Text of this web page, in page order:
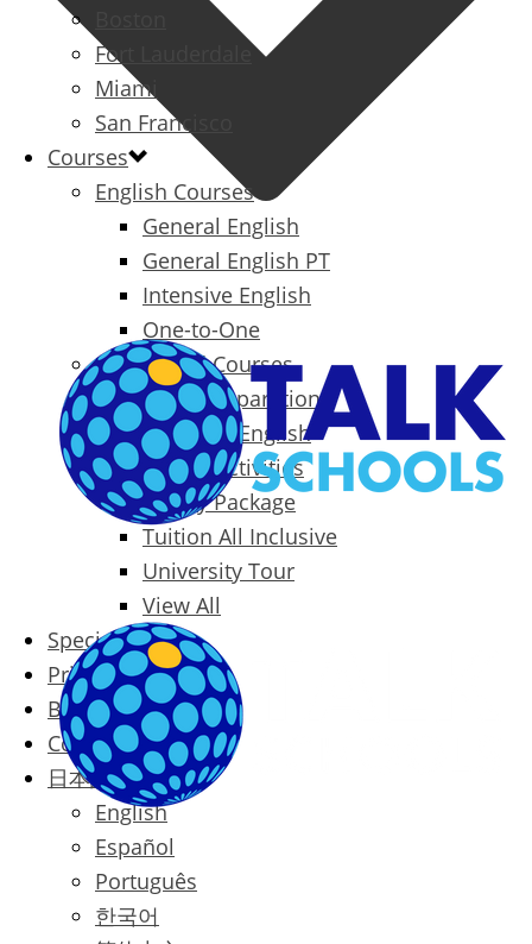
Fort Lauderdale
Miami
San Francisco
Courses
English Courses
General English
General English PT
Intensive English
One-to-One
Specialized Courses
Exam Preparation
Business English
Packages & Activities
Family Package
Tuition All Inclusive
University Tour
View All
Special Offers
Prices
Blog
Contact
日本語
English
Español
Português
한국어